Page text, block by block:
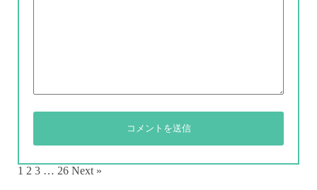
1 2 3 … 26 Next »